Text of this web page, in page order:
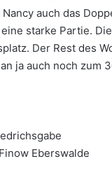
auch das
starke Partie.
Der Rest des
ja auch noch zum
Eberswalde